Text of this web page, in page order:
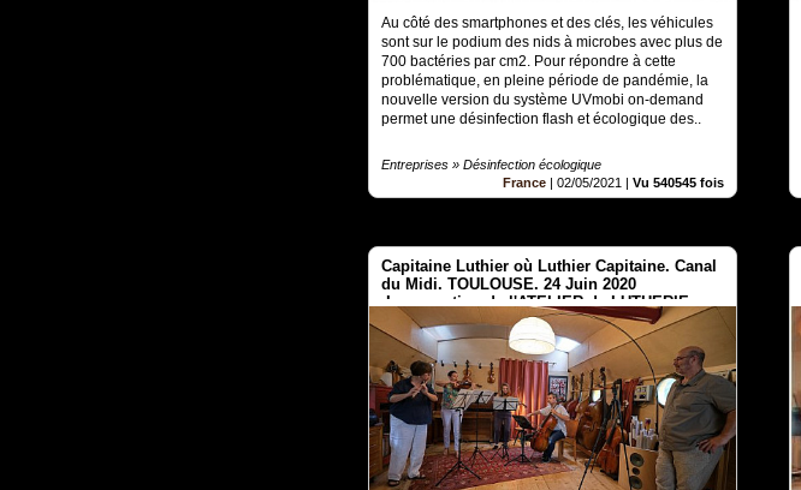
Au côté des smartphones et des clés, les véhicules
sont sur le podium des nids à microbes avec plus de
700 bactéries par cm2. Pour répondre à cette
problématique, en pleine période de pandémie, la
nouvelle version du système UVmobi on-demand
permet une désinfection flash et écologique des..
Entreprises » Désinfection écologique
France |02/05/2021 |Vu 540545 fois
Capitaine Luthier où Luthier Capitaine. Canal
du Midi. TOULOUSE. 24 Juin 2020
.Inauguration de l'ATELIER de LUTHERIE.